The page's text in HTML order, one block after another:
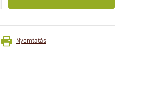
Nyomtatás